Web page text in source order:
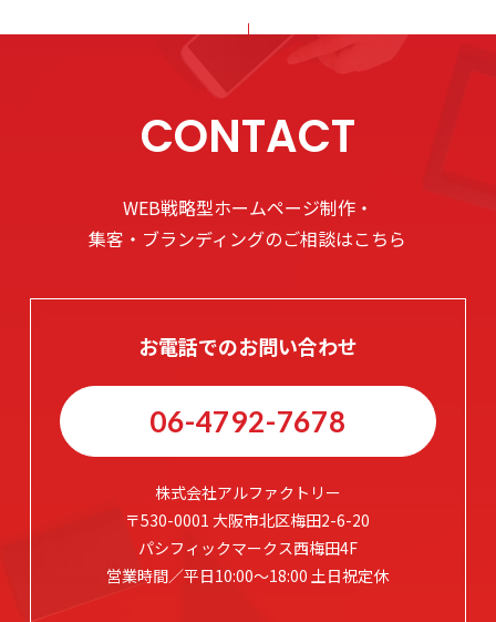
CONTACT
WEB戦略型ホームページ制作・
集客・ブランディングのご相談はこちら
お電話でのお問い合わせ
06-4792-7678
株式会社アルファクトリー
〒530-0001 大阪市北区梅田2-6-20
パシフィックマークス西梅田4F
営業時間／平日10:00～18:00 土日祝定休